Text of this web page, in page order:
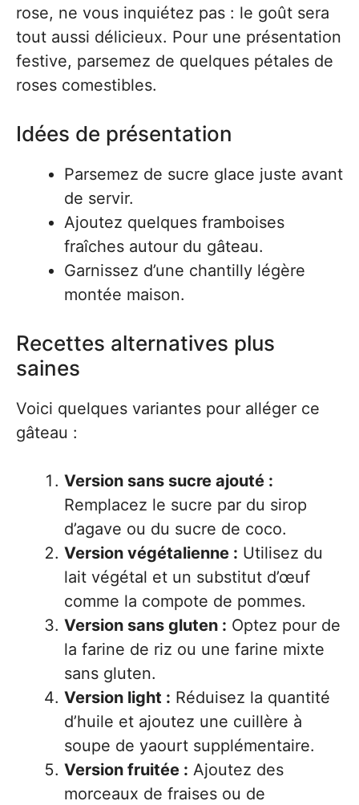
rose, ne vous inquiétez pas : le goût sera
tout aussi délicieux. Pour une présentation
festive, parsemez de quelques pétales de
roses comestibles.
Idées de présentation
Parsemez de sucre glace juste avant
de servir.
Ajoutez quelques framboises
fraîches autour du gâteau.
Garnissez d’une chantilly légère
montée maison.
Recettes alternatives plus
saines
Voici quelques variantes pour alléger ce
gâteau :
Version sans sucre ajouté :
Remplacez le sucre par du sirop
d’agave ou du sucre de coco.
Version végétalienne : Utilisez du
lait végétal et un substitut d’œuf
comme la compote de pommes.
Version sans gluten : Optez pour de
la farine de riz ou une farine mixte
sans gluten.
Version light : Réduisez la quantité
d’huile et ajoutez une cuillère à
soupe de yaourt supplémentaire.
Version fruitée : Ajoutez des
morceaux de fraises ou de